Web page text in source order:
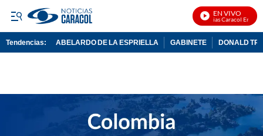
EN VIVO
Noticias Caracol En Vivo
Tendencias: ABELARDO DE LA ESPRIELLA GABINETE DONALD